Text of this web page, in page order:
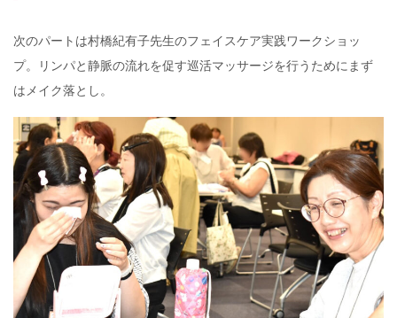
次のパートは村橋紀有子先生のフェイスケア実践ワークショッ
プ。リンパと静脈の流れを促す巡活マッサージを行うためにまず
はメイク落とし。